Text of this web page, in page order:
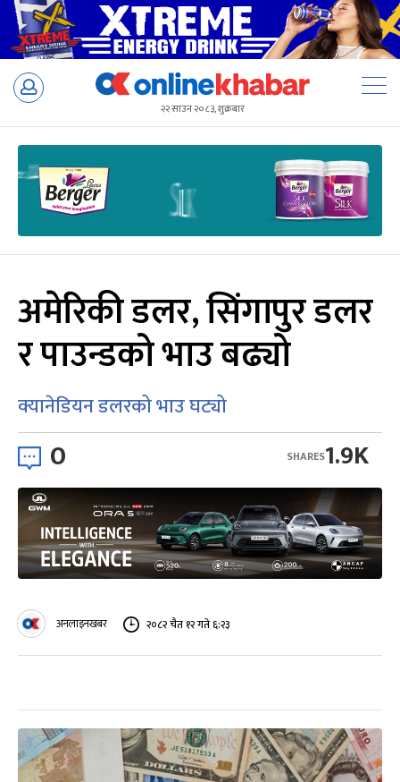
Skip
२२ साउन २०८३, शुक्रबार
अमेरिकी डलर, सिंगापुर डलर
र पाउन्डको भाउ बढ्यो
क्यानेडियन डलरको भाउ घट्यो
0 1.9K
SHARES
अनलाइनखबर २०८२ चैत १२ गते ६:२३